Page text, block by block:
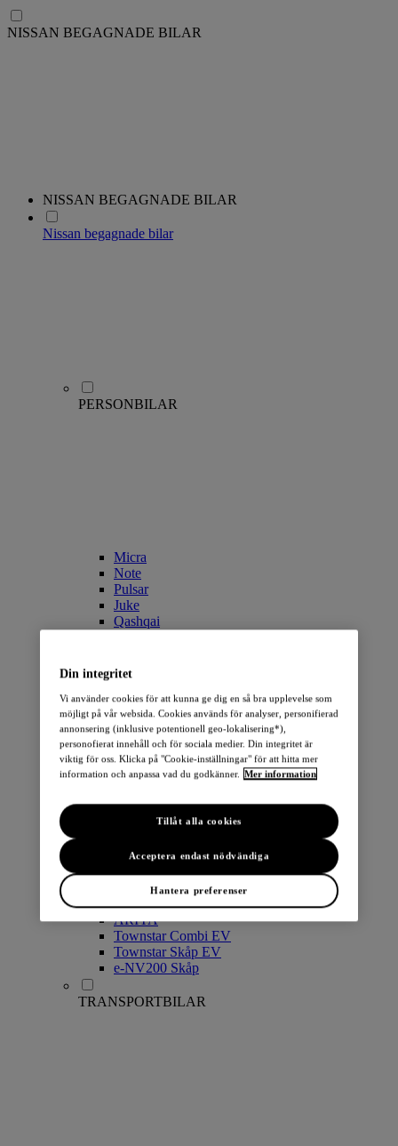
NISSAN BEGAGNADE BILAR
NISSAN BEGAGNADE BILAR
Nissan begagnade bilar
PERSONBILAR
Micra
Note
Pulsar
Juke
Qashqai
X-Trail
Townstar Combi EV
Primastar/NV300 Combi
ELBILAR
LEAF
ARIYA
Townstar Combi EV
Townstar Skåp EV
e-NV200 Skåp
TRANSPORTBILAR
Din integritet
Vi använder cookies för att kunna ge dig en så bra upplevelse som
möjligt på vår websida. Cookies används för analyser, personifierad
annonsering (inklusive potentionell geo-lokalisering*),
personofierat innehåll och för sociala medier. Din integritet är
viktig för oss. Klicka på "Cookie-inställningar" för att hitta mer
information och anpassa vad du godkänner. Mer information
Hantera preferenser
Acceptera endast nödvändiga
Tillåt alla cookies